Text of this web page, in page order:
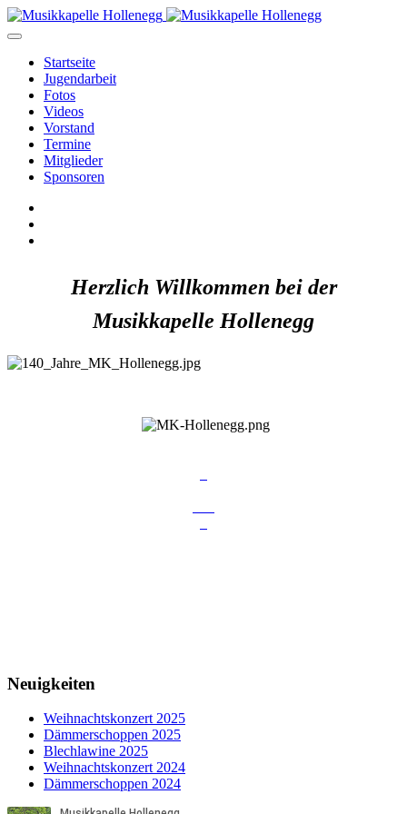
Startseite
Jugendarbeit
Fotos
Videos
Vorstand
Termine
Mitglieder
Sponsoren
Herzlich Willkommen bei der
Musikkapelle Hollenegg
Neuigkeiten
Weihnachtskonzert 2025
Dämmerschoppen 2025
Blechlawine 2025
Weihnachtskonzert 2024
Dämmerschoppen 2024